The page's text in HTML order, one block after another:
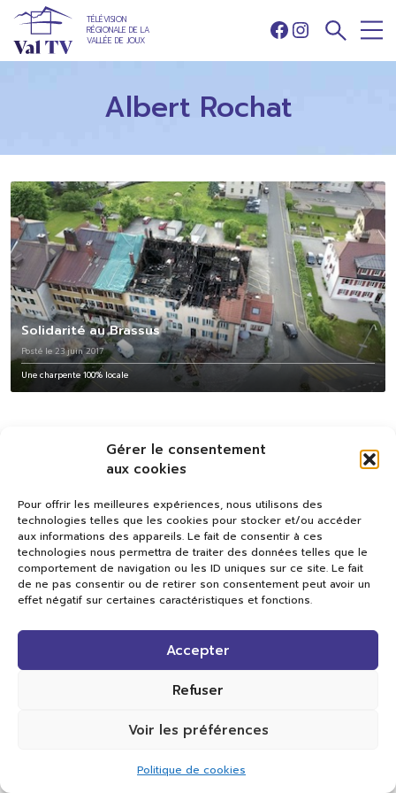
Gérer le consentement
aux cookies
Pour offrir les meilleures expériences, nous utilisons des
technologies telles que les cookies pour stocker et/ou accéder
aux informations des appareils. Le fait de consentir à ces
technologies nous permettra de traiter des données telles que le
comportement de navigation ou les ID uniques sur ce site. Le fait
de ne pas consentir ou de retirer son consentement peut avoir un
effet négatif sur certaines caractéristiques et fonctions.
Accepter
Refuser
Voir les préférences
Politique de cookies
TÉLÉVISION
RÉGIONALE DE LA
VALLÉE DE JOUX
Facebook
Instagram
Albert Rochat
Solidarité au Brassus
Posté le 23 juin 2017
Une charpente 100% locale
Val TV
Centre de Compétences Médias
Rue du Pont-Neuf 24
Tous droits réservés.
Réalisation Cavin-Baudat Digital Lab